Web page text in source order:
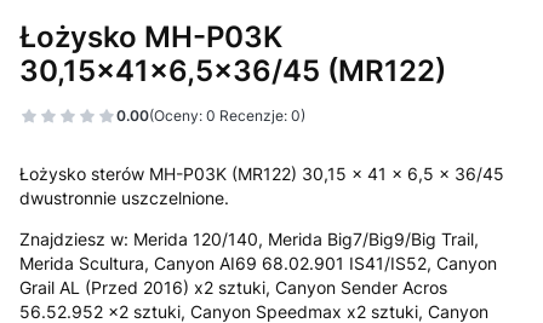
Łożysko MH-P03K
30,15x41x6,5x36/45 (MR122)
0.00(Oceny: 0 Recenzje: 0)
Łożysko sterów MH-P03K (MR122) 30,15 x 41 x 6,5 x 36/45
dwustronnie uszczelnione.
Znajdziesz w: Merida 120/140, Merida Big7/Big9/Big Trail,
Merida Scultura, Canyon AI69 68.02.901 IS41/IS52, Canyon
Grail AL (Przed 2016) x2 sztuki, Canyon Sender Acros
56.52.952 x2 sztuki, Canyon Speedmax x2 sztuki, Canyon